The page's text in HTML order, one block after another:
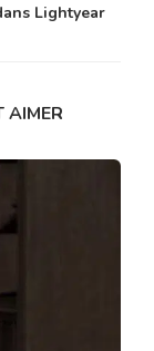
Lightyear
AIMER